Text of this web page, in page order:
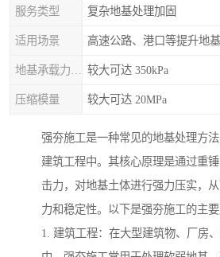
服务类型 复杂地基处理加固
适用场景 高速公路、港口等提升地
较大可达 350kPa
压缩模量 较大可达 20MPa
强夯施工是一种常见的地基处理方
建筑工程中。其核心原理是通过重
击力，对地基土体进行强力压实，
力和稳定性。以下是强夯施工的主要
1. 建筑工程：在大型建筑物、厂房